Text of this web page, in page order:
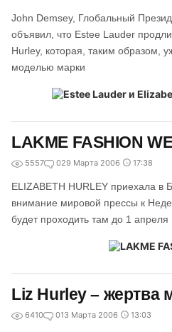
John Demsey, Глобальный
объявил, что Estee Lauder
Hurley, которая, таким образом,
моделью марки
LAKME FASHION
5557 029 Марта 2006 17:38
ELIZABETH HURLEY приехала в
внимание мировой прессы к
будет проходить там до 1 апреля
Liz Hurley – жертва
6410 013 Марта 2006 13:03